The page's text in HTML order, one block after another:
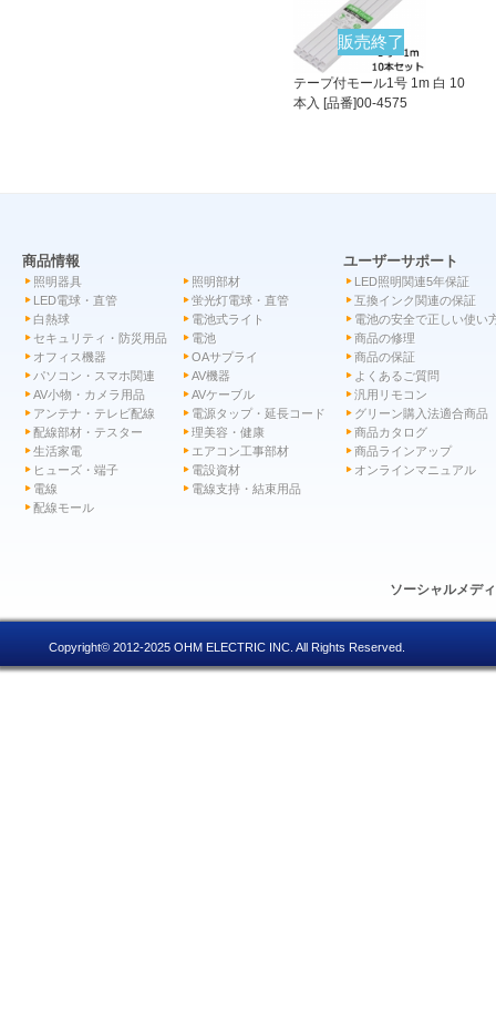
販売終了
テープ付モール1号 1m 白 10
本入 [品番]00-4575
商品情報
照明器具
照明部材
LED電球・直管
蛍光灯電球・直管
白熱球
電池式ライト
セキュリティ・防災用品
電池
オフィス機器
OAサプライ
パソコン・スマホ関連
AV機器
AV小物・カメラ用品
AVケーブル
アンテナ・テレビ配線
電源タップ・延長コード
配線部材・テスター
理美容・健康
生活家電
エアコン工事部材
ヒューズ・端子
電設資材
電線
電線支持・結束用品
配線モール
ユーザーサポート
LED照明関連5年保証
互換インク関連の保証
電池の安全で正しい使い
商品の修理
商品の保証
よくあるご質問
汎用リモコン
グリーン購入法適合商品
商品カタログ
商品ラインアップ
オンラインマニュアル
ソーシャルメデ
Copyright© 2012-2025 OHM ELECTRIC INC. All Rights Reserved.